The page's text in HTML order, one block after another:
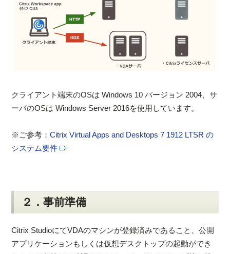
クライアント端末のOSは Windows 10 バージョン 2004、サ
ーバのOSは Windows Server 2016を使用しています。
※ご参考：Citrix Virtual Apps and Desktops 7 1912 LTSR の
システム要件
２．事前準備
Citrix StudioにてVDAのマシンが登録済みであること、公開
アプリケーションもしくは仮想デスクトップの起動ができ